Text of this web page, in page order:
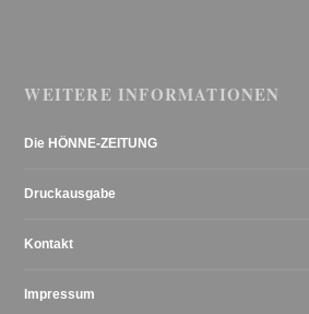
WEITERE INFORMATIONEN
Die HÖNNE-ZEITUNG
Druckausgabe
Kontakt
Impressum